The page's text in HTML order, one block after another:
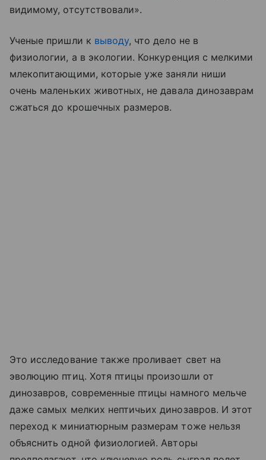
видимому, отсутствовали».
Ученые пришли к выводу, что дело не в
физиологии, а в экологии. Конкуренция с мелкими
млекопитающими, которые уже заняли ниши
очень маленьких животных, не давала динозаврам
сжаться до крошечных размеров.
Это исследование также проливает свет на
эволюцию птиц. Хотя птицы произошли от
динозавров, современные птицы намного мельче
даже самых мелких нептичьих динозавров. И этот
переход к миниатюрным размерам тоже нельзя
объяснить одной физиологией. Авторы